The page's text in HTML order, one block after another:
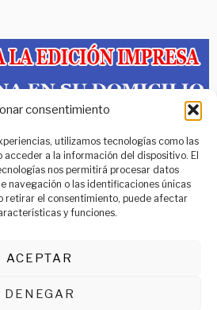
consentimiento
utilizamos tecnologías como las
acceder a la información del dispositivo. El
nos permitirá procesar datos
navegación o las identificaciones únicas
retirar el consentimiento, puede afectar
y funciones.
ACEPTAR
DENEGAR
RELIGIÓN ENTREVISTAS OTROS
987 64 37 10
24750 La Bañeza (León)
de los
de los
hizo parada en